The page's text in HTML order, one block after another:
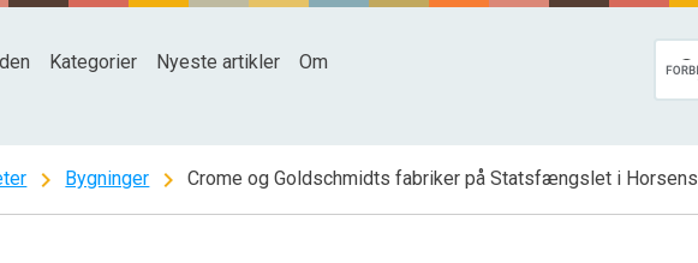
Kategorier Nyeste artikler Om
chevron_right Bygninger chevron_right Crome og Goldschmidts fabriker på Statsfængslet i Horsens